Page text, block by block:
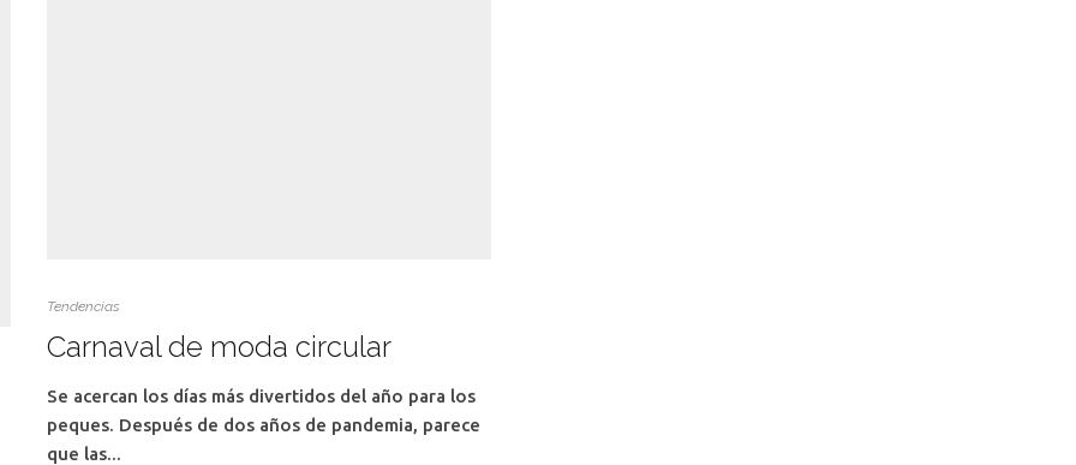
Tendencias
Carnaval de moda circular
Se acercan los días más divertidos del año para los
peques. Después de dos años de pandemia, parece
que las...